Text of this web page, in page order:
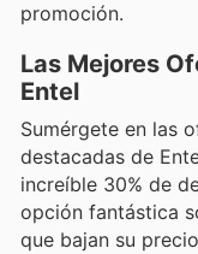
promoción.
Las Mejores
Entel
Sumérgete en las
destacadas de
increíble 30% de
opción fantástica
que bajan su